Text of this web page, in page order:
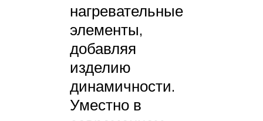
нагревательные
элементы,
добавляя
изделию
динамичности.
Уместно в